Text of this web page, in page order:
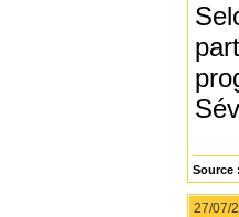
Source :
27/07/